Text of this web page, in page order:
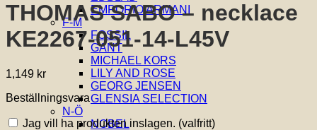
EMPORIO ARMANI
F-M
FOSSIL
GANT
MICHAEL KORS
LILY AND ROSE
GEORG JENSEN
GLENSIA SELECTION
N-Ö
NOBEL
THOMAS SABO – necklace
KE2267-051-14-L45V
1,149 kr
Beställningsvara
Jag vill ha produkten inslagen. (valfritt)